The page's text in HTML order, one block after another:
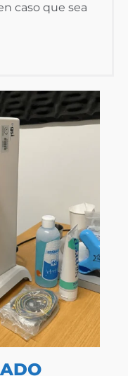
caso que sea